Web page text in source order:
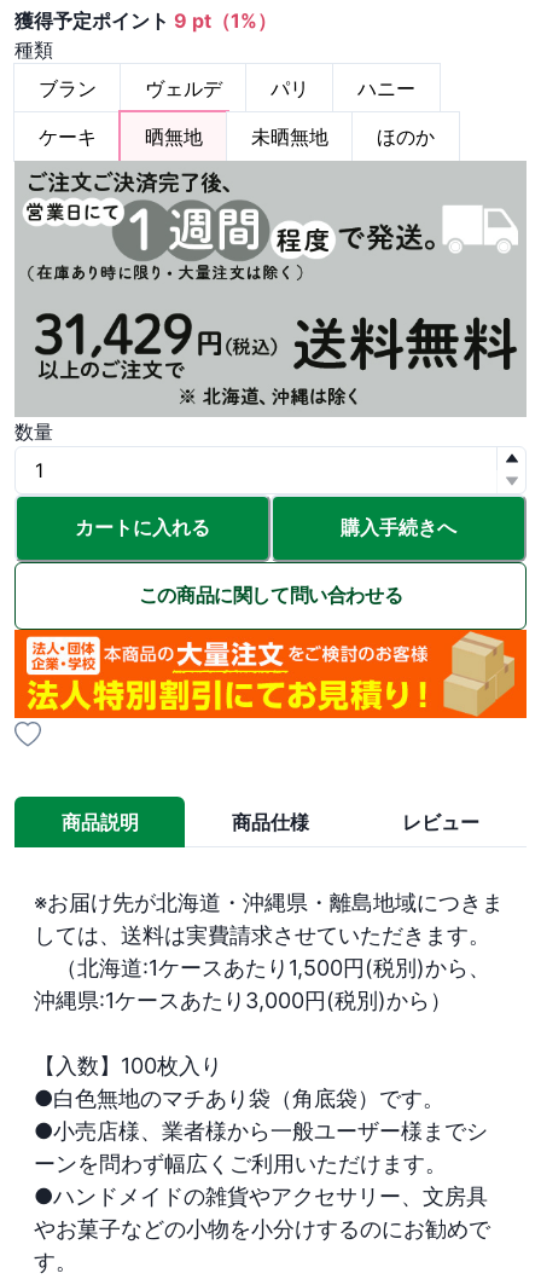
獲得予定ポイント 9 pt（1%）
種類
ブラン
ヴェルデ パリ
ハニー
ケーキ
晒無地 未晒無地 ほのか
数量
カートに入れる 購入手続きへ
この商品に関して問い合わせる
商品説明 商品仕様 レビュー
※お届け先が北海道・沖縄県・離島地域につきま
しては、送料は実費請求させていただきます。
（北海道:1ケースあたり1,500円(税別)から、
沖縄県:1ケースあたり3,000円(税別)から）
【入数】100枚入り
●白色無地のマチあり袋（角底袋）です。
●小売店様、業者様から一般ユーザー様までシ
ーンを問わず幅広くご利用いただけます。
●ハンドメイドの雑貨やアクセサリー、文房具
やお菓子などの小物を小分けするのにお勧めで
す。